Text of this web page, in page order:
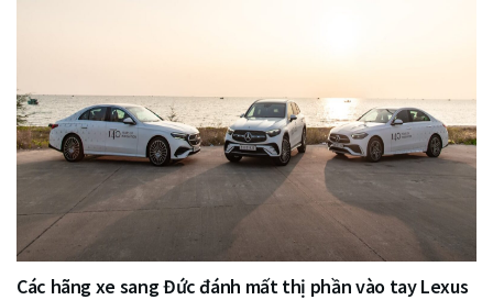
Các hãng xe sang Đức đánh mất thị phần vào tay Lexus